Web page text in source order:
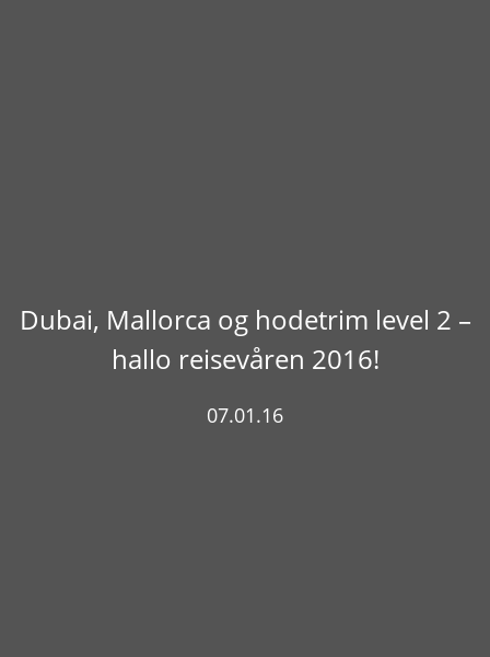
Dubai, Mallorca og hodetrim level 2 –
hallo reisevåren 2016!
07.01.16